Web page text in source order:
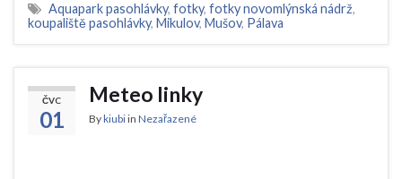
Aquapark pasohlávky, fotky, fotky novomlýnská nádrž,
koupaliště pasohlávky, Mikulov, Mušov, Pálava
ČVC
01
Meteo linky
Bykiubiin Nezařazené